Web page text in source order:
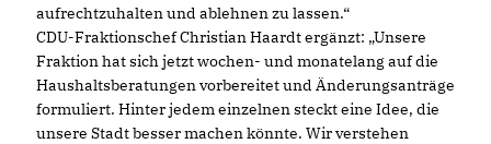
aufrechtzuhalten und ablehnen zu lassen.“
CDU-Fraktionschef Christian Haardt ergänzt: „Unsere
Fraktion hat sich jetzt wochen- und monatelang auf die
Haushaltsberatungen vorbereitet und Änderungsanträge
formuliert. Hinter jedem einzelnen steckt eine Idee, die
unsere Stadt besser machen könnte. Wir verstehen